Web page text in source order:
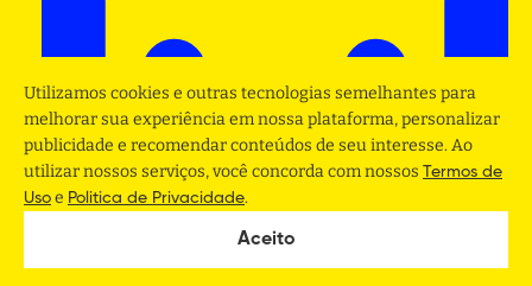
Utilizamos cookies e outras tecnologias semelhantes para
melhorar sua experiência em nossa plataforma, personalizar
publicidade e recomendar conteúdos de seu interesse. Ao
utilizar nossos serviços, você concorda com nossos Termos de
Uso e Politica de Privacidade.
Aceito